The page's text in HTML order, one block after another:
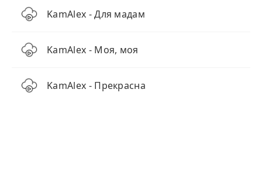
KamAlex - Для мадам
KamAlex - Моя, моя
KamAlex - Прекрасна